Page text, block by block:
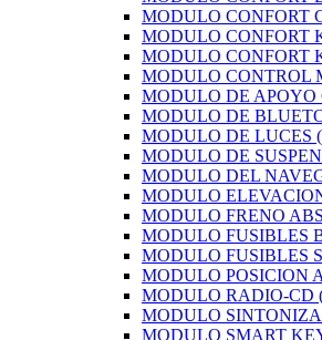
MODULO CONFORT
MODULO CONFORT
MODULO CONFORT
MODULO CONTROL
MODULO DE APOYO
MODULO DE
MODULO DE LUCES
MODULO DE
MODULO DEL
MODULO
MODULO FRENO ABS
MODULO FUSIBLES
MODULO FUSIBLES
MODULO POSICION
MODULO RADIO-CD
MODULO
MODULO SMART